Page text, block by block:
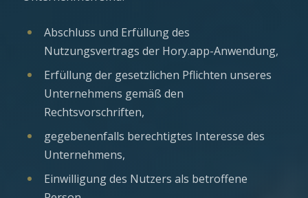
Abschluss und Erfüllung des
Nutzungsvertrags der Hory.app-Anwendung,
Erfüllung der gesetzlichen Pflichten unseres
Unternehmens gemäß den
Rechtsvorschriften,
gegebenenfalls berechtigtes Interesse des
Unternehmens,
Einwilligung des Nutzers als betroffene